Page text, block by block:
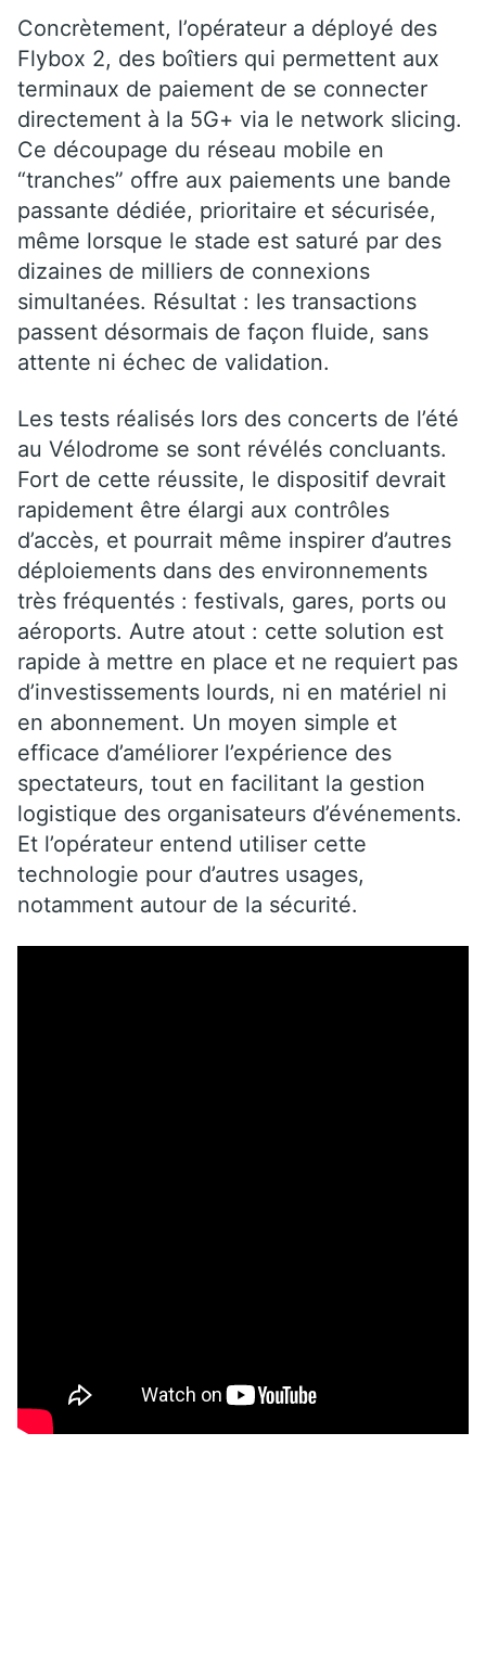
Concrètement, l’opérateur a déployé des
Flybox 2, des boîtiers qui permettent aux
terminaux de paiement de se connecter
directement à la 5G+ via le network slicing.
Ce découpage du réseau mobile en
“tranches” offre aux paiements une bande
passante dédiée, prioritaire et sécurisée,
même lorsque le stade est saturé par des
dizaines de milliers de connexions
simultanées. Résultat : les transactions
passent désormais de façon fluide, sans
attente ni échec de validation.
Les tests réalisés lors des concerts de l’été
au Vélodrome se sont révélés concluants.
Fort de cette réussite, le dispositif devrait
rapidement être élargi aux contrôles
d’accès, et pourrait même inspirer d’autres
déploiements dans des environnements
très fréquentés : festivals, gares, ports ou
aéroports. Autre atout : cette solution est
rapide à mettre en place et ne requiert pas
d’investissements lourds, ni en matériel ni
en abonnement. Un moyen simple et
efficace d’améliorer l’expérience des
spectateurs, tout en facilitant la gestion
logistique des organisateurs d’événements.
Et l’opérateur entend utiliser cette
technologie pour d’autres usages,
notamment autour de la sécurité.